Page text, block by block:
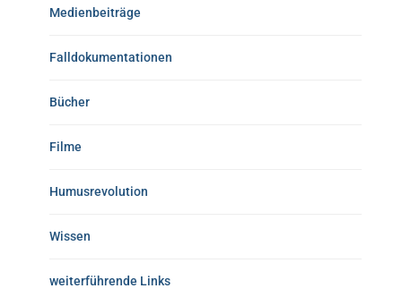
Medienbeiträge
Falldokumentationen
Bücher
Filme
Humusrevolution
Wissen
weiterführende Links